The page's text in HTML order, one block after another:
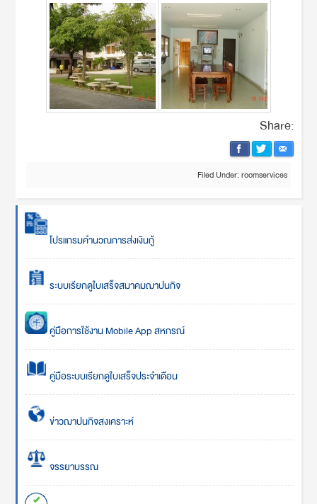
Share:
Filed Under:roomservices
โปรแกรมคำนวณการส่งเงินกู้
ระบบเรียกดูใบเสร็จสมาคมฌาปนกิจ
คู่มือการใช้งาน Mobile App สหกรณ์
คู่มือระบบเรียกดูใบเสร็จประจำเดือน
ข่าวฌาปนกิจสงเคราะห์
จรรยาบรรณ